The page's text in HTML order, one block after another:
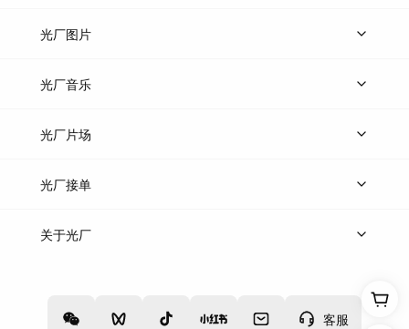
客服
上传视频
光厂图片
上传图片
光厂音乐
热门音乐
光厂片场
上传案例
光厂接单
上架服务
关于光厂